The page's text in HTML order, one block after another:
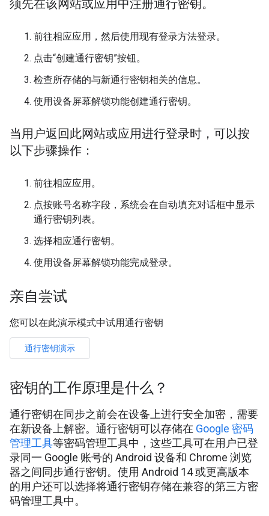
须先在该网站或应用中注册通行密钥。
前往相应应用，然后使用现有登录方法登录。
点击“创建通行密钥”按钮。
检查所存储的与新通行密钥相关的信息。
使用设备屏幕解锁功能创建通行密钥。
当用户返回此网站或应用进行登录时，可以按
以下步骤操作：
前往相应应用。
点按账号名称字段，系统会在自动填充对话框中显示
通行密钥列表。
选择相应通行密钥。
使用设备屏幕解锁功能完成登录。
亲自尝试
您可以在此演示模式中试用通行密钥
通行密钥演示
密钥的工作原理是什么？
通行密钥在同步之前会在设备上进行安全加密，需要
在新设备上解密。通行密钥可以存储在 Google 密码
管理工具等密码管理工具中，这些工具可在用户已登
录同一 Google 账号的 Android 设备和 Chrome 浏览
器之间同步通行密钥。使用 Android 14 或更高版本
的用户还可以选择将通行密钥存储在兼容的第三方密
码管理工具中。